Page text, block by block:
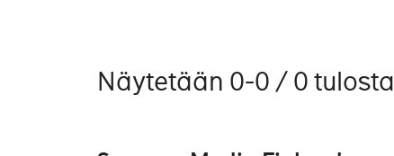
Näytetään 0-0 / 0 tulosta